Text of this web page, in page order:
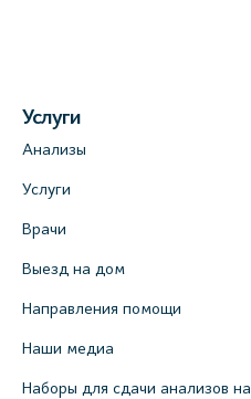
Услуги
Анализы
Услуги
Врачи
Выезд на дом
Направления помощи
Наши медиа
Наборы для сдачи анализов на